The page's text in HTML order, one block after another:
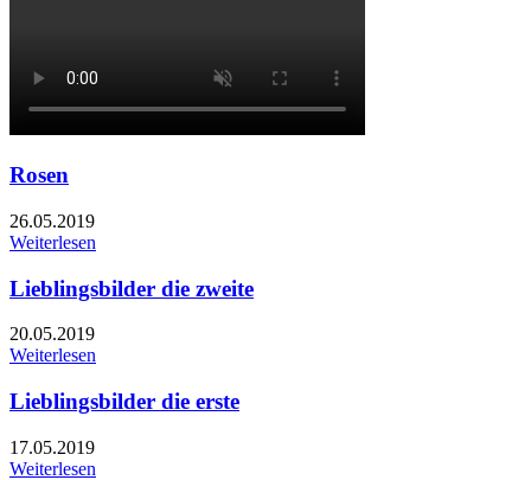
Rosen
26.05.2019
Weiterlesen
Lieblingsbilder die zweite
20.05.2019
Weiterlesen
Lieblingsbilder die erste
17.05.2019
Weiterlesen